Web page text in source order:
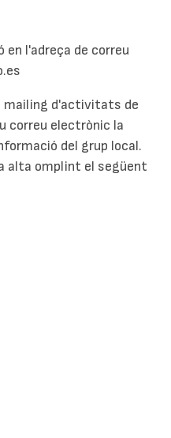
l'adreça de correu
mailing d'activitats de
correu electrònic la
del grup local.
alta omplint el següent